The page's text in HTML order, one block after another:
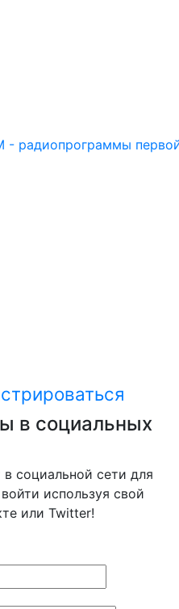
- радиопрограммы
в социальных
в социальной сети для
используя свой
или Twitter!